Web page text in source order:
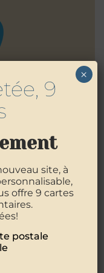
Pluneret
9
site, à
offre 9 cartes
postale
×